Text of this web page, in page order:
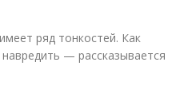
ряд тонкостей. Как
— рассказывается